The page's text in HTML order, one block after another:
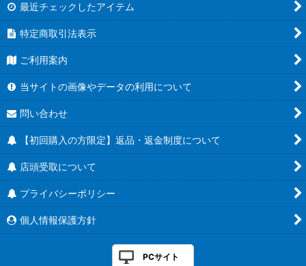
最近チェックしたアイテム
特定商取引法表示
ご利用案内
当サイトの画像やデータの利用について
問い合わせ
【初回購入の方限定】返品・返金制度について
店頭受取について
プライバシーポリシー
個人情報保護方針
PCサイト